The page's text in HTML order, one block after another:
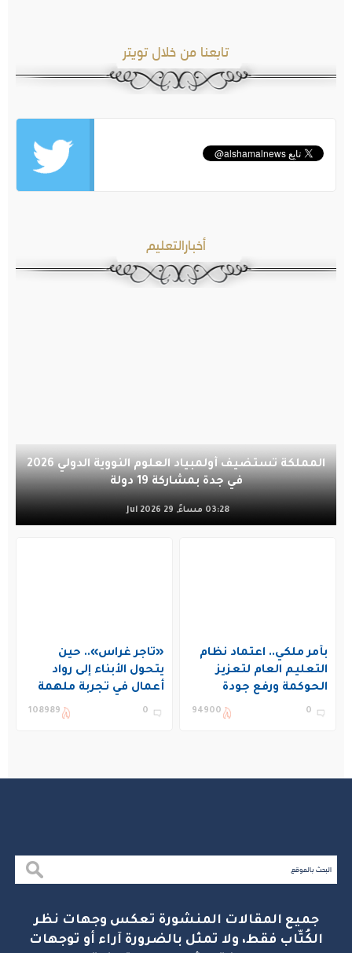
تابعنا من خلال تويتر
أخبارالتعليم
المملكة تستضيف أولمبياد العلوم النووية الدولي 2026
في جدة بمشاركة 19 دولة
03:28 مساءً, 29 Jul 2026
بأمر ملكي.. اعتماد نظام
التعليم العام لتعزيز
الحوكمة ورفع جودة
التعليم في المملكة
0
94900
«تاجر غراس».. حين
يتحول الأبناء إلى رواد
أعمال في تجربة ملهمة
بنادي غراس الصيفي
0
108989
جميع المقالات المنشورة تعكس وجهات نظر
الكُتّاب فقط، ولا تمثل بالضرورة آراء أو توجهات